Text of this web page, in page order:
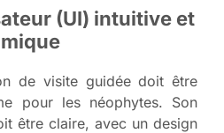
(UI) intuitive et
de visite guidée doit être
pour les néophytes. Son
être claire, avec un design